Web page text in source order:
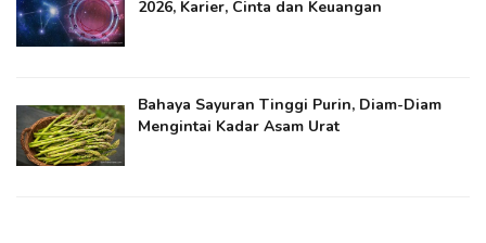
2026, Karier, Cinta dan Keuangan
Bahaya Sayuran Tinggi Purin, Diam-Diam
Mengintai Kadar Asam Urat